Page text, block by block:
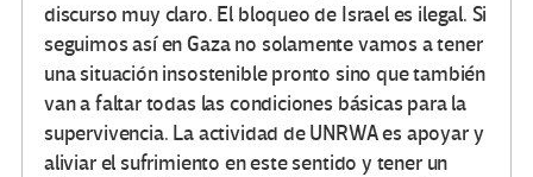
discurso muy claro. El bloqueo de Israel es ilegal. Si
seguimos así en Gaza no solamente vamos a tener
una situación insostenible pronto sino que también
van a faltar todas las condiciones básicas para la
supervivencia. La actividad de UNRWA es apoyar y
aliviar el sufrimiento en este sentido y tener un